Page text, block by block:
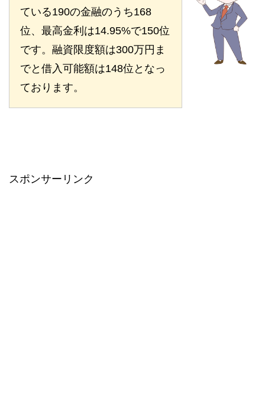
ている190の金融のうち168
位、最高金利は14.95%で150位
です。融資限度額は300万円ま
でと借入可能額は148位となっ
ております。
スポンサーリンク